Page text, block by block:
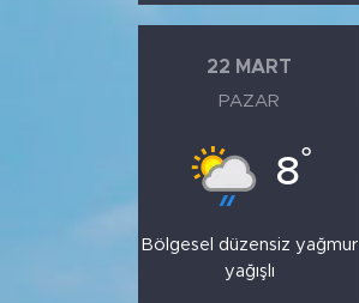
22 MART
PAZAR
8°
Bölgesel düzensiz yağmur
yağışlı